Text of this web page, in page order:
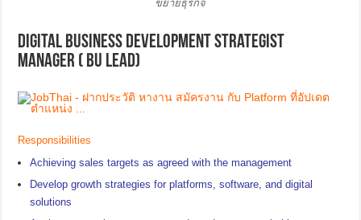
ขยายธุรกิจ
Digital Business Development Strategist
Manager ( BU Lead)
Responsibilities
Achieving sales targets as agreed with the management
Develop growth strategies for platforms, software, and digital
solutions